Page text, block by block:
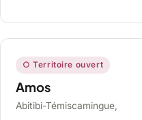
○ Territoire ouvert
Amos
Abitibi-Témiscamingue,